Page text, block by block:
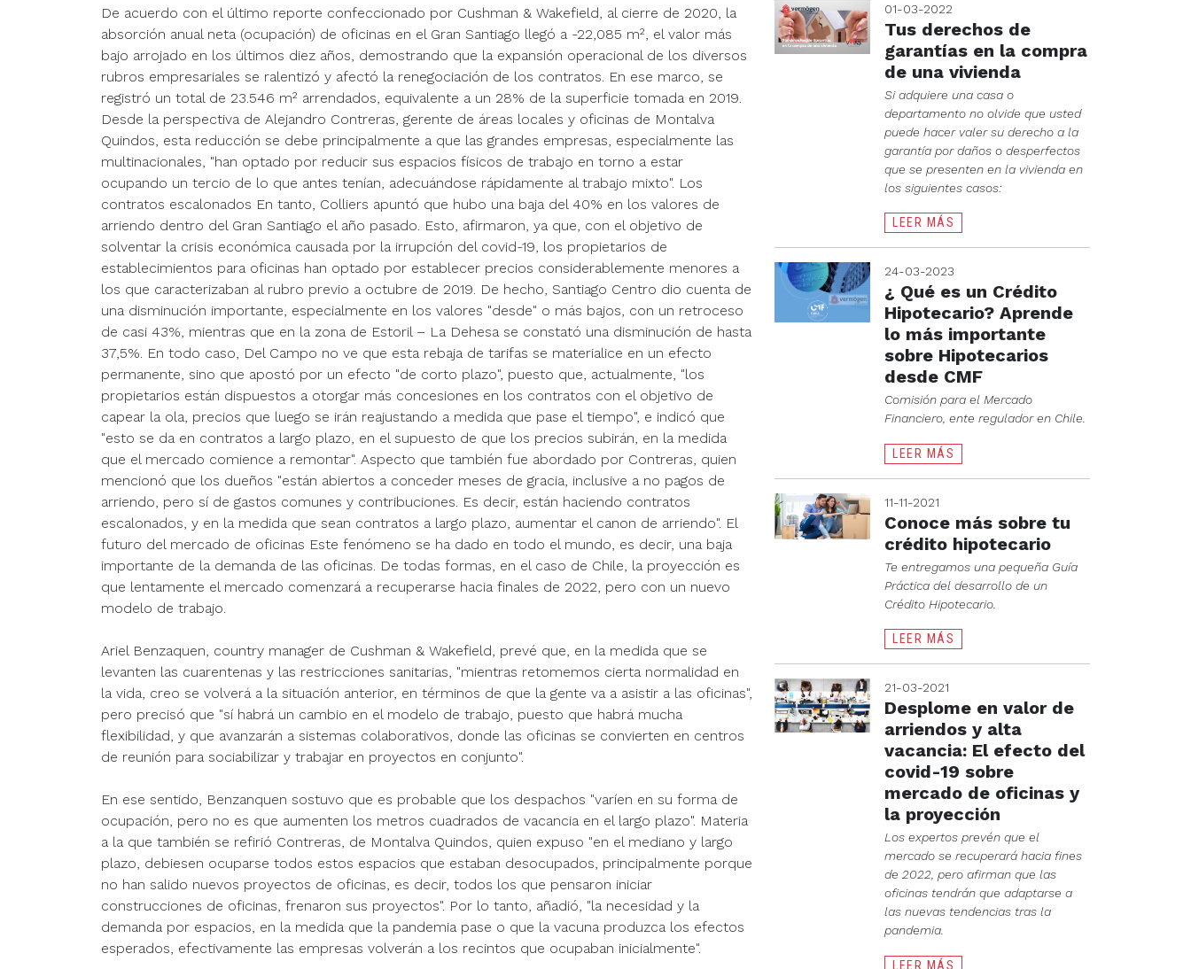
De acuerdo con el último reporte confeccionado por Cushman & Wakefield, al cierre de 2020, la
absorción anual neta (ocupación) de oficinas en el Gran Santiago llegó a -22,085 m², el valor más
bajo arrojado en los últimos diez años, demostrando que la expansión operacional de los diversos
rubros empresariales se ralentizó y afectó la renegociación de los contratos. En ese marco, se
registró un total de 23.546 m² arrendados, equivalente a un 28% de la superficie tomada en 2019.
Desde la perspectiva de Alejandro Contreras, gerente de áreas locales y oficinas de Montalva
Quindos, esta reducción se debe principalmente a que las grandes empresas, especialmente las
multinacionales, "han optado por reducir sus espacios físicos de trabajo en torno a estar
ocupando un tercio de lo que antes tenían, adecuándose rápidamente al trabajo mixto". Los
contratos escalonados En tanto, Colliers apuntó que hubo una baja del 40% en los valores de
arriendo dentro del Gran Santiago el año pasado. Esto, afirmaron, ya que, con el objetivo de
solventar la crisis económica causada por la irrupción del covid-19, los propietarios de
establecimientos para oficinas han optado por establecer precios considerablemente menores a
los que caracterizaban al rubro previo a octubre de 2019. De hecho, Santiago Centro dio cuenta de
una disminución importante, especialmente en los valores "desde" o más bajos, con un retroceso
de casi 43%, mientras que en la zona de Estoril – La Dehesa se constató una disminución de hasta
37,5%. En todo caso, Del Campo no ve que esta rebaja de tarifas se materialice en un efecto
permanente, sino que apostó por un efecto "de corto plazo", puesto que, actualmente, "los
propietarios están dispuestos a otorgar más concesiones en los contratos con el objetivo de
capear la ola, precios que luego se irán reajustando a medida que pase el tiempo", e indicó que
"esto se da en contratos a largo plazo, en el supuesto de que los precios subirán, en la medida
que el mercado comience a remontar". Aspecto que también fue abordado por Contreras, quien
mencionó que los dueños "están abiertos a conceder meses de gracia, inclusive a no pagos de
arriendo, pero sí de gastos comunes y contribuciones. Es decir, están haciendo contratos
escalonados, y en la medida que sean contratos a largo plazo, aumentar el canon de arriendo". El
futuro del mercado de oficinas Este fenómeno se ha dado en todo el mundo, es decir, una baja
importante de la demanda de las oficinas. De todas formas, en el caso de Chile, la proyección es
que lentamente el mercado comenzará a recuperarse hacia finales de 2022, pero con un nuevo
modelo de trabajo.
Ariel Benzaquen, country manager de Cushman & Wakefield, prevé que, en la medida que se
levanten las cuarentenas y las restricciones sanitarias, "mientras retomemos cierta normalidad en
la vida, creo se volverá a la situación anterior, en términos de que la gente va a asistir a las oficinas",
pero precisó que "sí habrá un cambio en el modelo de trabajo, puesto que habrá mucha
flexibilidad, y que avanzarán a sistemas colaborativos, donde las oficinas se convierten en centros
de reunión para sociabilizar y trabajar en proyectos en conjunto".
En ese sentido, Benzanquen sostuvo que es probable que los despachos "varíen en su forma de
ocupación, pero no es que aumenten los metros cuadrados de vacancia en el largo plazo". Materia
a la que también se refirió Contreras, de Montalva Quindos, quien expuso "en el mediano y largo
plazo, debiesen ocuparse todos estos espacios que estaban desocupados, principalmente porque
no han salido nuevos proyectos de oficinas, es decir, todos los que pensaron iniciar
construcciones de oficinas, frenaron sus proyectos". Por lo tanto, añadió, "la necesidad y la
demanda por espacios, en la medida que la pandemia pase o que la vacuna produzca los efectos
esperados, efectivamente las empresas volverán a los recintos que ocupaban inicialmente".
01-03-2022
Tus derechos de
garantías en la compra
de una vivienda
Si adquiere una casa o
departamento no olvide que usted
puede hacer valer su derecho a la
garantía por daños o desperfectos
que se presenten en la vivienda en
los siguientes casos:
LEER MÁS
24-03-2023
¿ Qué es un Crédito
Hipotecario? Aprende
lo más importante
sobre Hipotecarios
desde CMF
Comisión para el Mercado
Financiero, ente regulador en Chile.
LEER MÁS
11-11-2021
Conoce más sobre tu
crédito hipotecario
Te entregamos una pequeña Guía
Práctica del desarrollo de un
Crédito Hipotecario.
LEER MÁS
21-03-2021
Desplome en valor de
arriendos y alta
vacancia: El efecto del
covid-19 sobre
mercado de oficinas y
la proyección
Los expertos prevén que el
mercado se recuperará hacia fines
de 2022, pero afirman que las
oficinas tendrán que adaptarse a
las nuevas tendencias tras la
pandemia.
LEER MÁS